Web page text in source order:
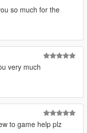
so much for the
very much
to game help plz